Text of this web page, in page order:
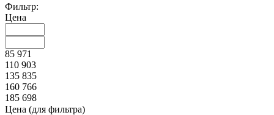
Фильтр:
Цена
85 971
110 903
135 835
160 766
185 698
Цена (для фильтра)